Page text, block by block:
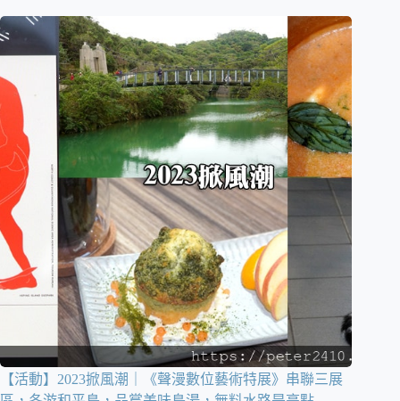
【活動】2023掀風潮｜《聲漫數位藝術特展》串聯三展